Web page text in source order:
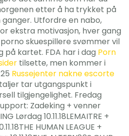
etter å ha trykket på
Utfordre en nabo,
ekstra motivasjon, hver gang
skuespillere svømmer vil
på kartet. FDA har i dag Porn
tilsette, men kommer i
Russejenter nakne escorte
tar utgangspunkt i
tilgjengelighet. Fredag
support: Zadeking + venner
Lørdag 10.11.18LEMAITRE +
HUMAN LEAGUE +